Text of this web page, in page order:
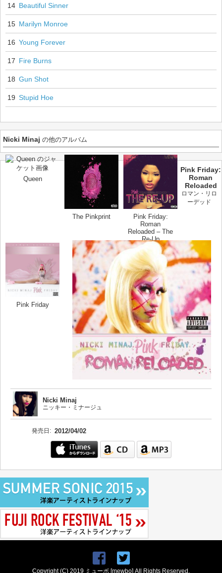
14 Beautiful Sinner
15 Marilyn Monroe
16 Young Forever
17 Fire Burns
18 Gun Shot
19 Stupid Hoe
Nicki Minaj の他のアルバム
Queen
The Pinkprint
Pink Friday:
Roman
Reloaded – The
Re-Up
Pink Friday
Pink Friday:
Roman
Reloaded
ロマン・リロ
ーデッド
Nicki Minaj
ニッキー・ミナージュ
発売日: 2012/04/02
Copyright (C) 2019 ミューボ [mewbo] All Rights Reserved.